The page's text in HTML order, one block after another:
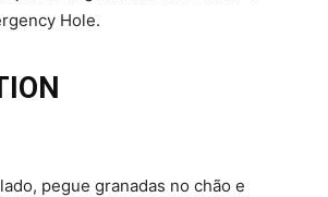
Hole.
pegue granadas no chão e